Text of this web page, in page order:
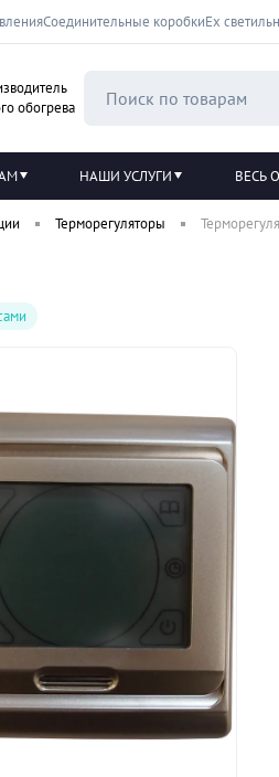
Соединительные коробкиЕх
обогрева
НАШИ УСЛУГИ ВЕСЬ
Терморегуляторы